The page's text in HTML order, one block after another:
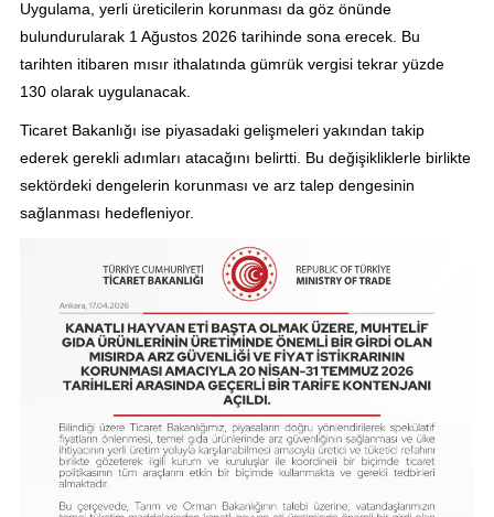
Uygulama, yerli üreticilerin korunması da göz önünde
bulundurularak 1 Ağustos 2026 tarihinde sona erecek. Bu
tarihten itibaren mısır ithalatında gümrük vergisi tekrar yüzde
130 olarak uygulanacak.
Ticaret Bakanlığı ise piyasadaki gelişmeleri yakından takip
ederek gerekli adımları atacağını belirtti. Bu değişikliklerle birlikte
sektördeki dengelerin korunması ve arz talep dengesinin
sağlanması hedefleniyor.